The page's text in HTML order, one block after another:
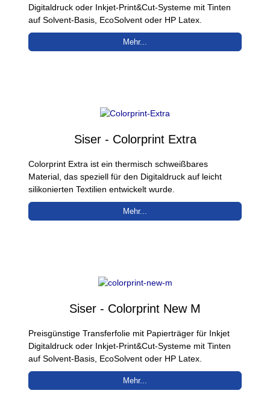
Digitaldruck oder Inkjet-Print&Cut-Systeme mit Tinten
auf Solvent-Basis, EcoSolvent oder HP Latex.
Mehr...
Siser - Colorprint Extra
Colorprint Extra ist ein thermisch schweißbares
Material, das speziell für den Digitaldruck auf leicht
silikonierten Textilien entwickelt wurde.
Mehr...
Siser - Colorprint New M
Preisgünstige Transferfolie mit Papierträger für Inkjet
Digitaldruck oder Inkjet-Print&Cut-Systeme mit Tinten
auf Solvent-Basis, EcoSolvent oder HP Latex.
Mehr...